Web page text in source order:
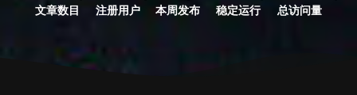
文章数目 注册用户 本周发布 稳定运行 总访问量